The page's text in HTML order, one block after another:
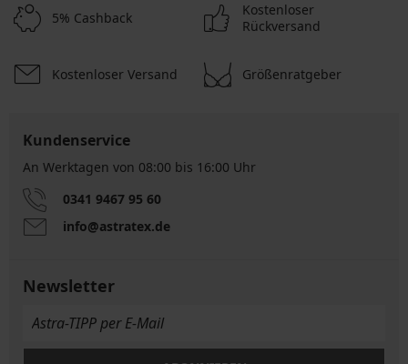
5% Cashback
Kostenloser
Rückversand
Kostenloser Versand Größenratgeber
Kundenservice
An Werktagen von 08:00 bis 16:00 Uhr
0341 9467 95 60
info@astratex.de
Newsletter